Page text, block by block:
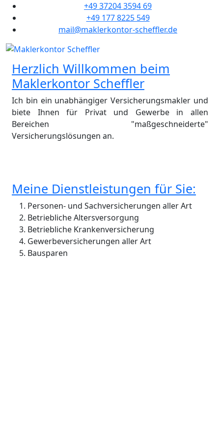
+49 37204 3594 69
+49 177 8225 549
mail@maklerkontor-scheffler.de
Herzlich Willkommen beim
Maklerkontor Scheffler
Ich bin ein unabhängiger Versicherungsmakler und
biete Ihnen für Privat und Gewerbe in allen
Bereichen "maßgeschneiderte"
Versicherungslösungen an.
Meine Dienstleistungen für Sie:
Personen- und Sachversicherungen aller Art
Betriebliche Altersversorgung
Betriebliche Krankenversicherung
Gewerbeversicherungen aller Art
Bausparen